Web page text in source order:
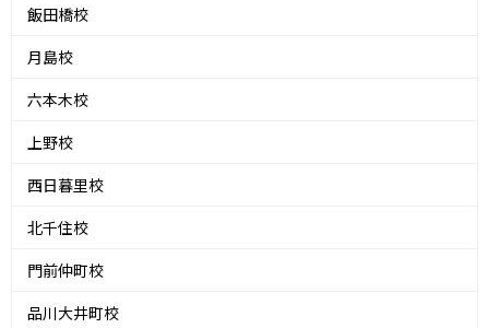
飯田橋校
月島校
六本木校
上野校
西日暮里校
北千住校
門前仲町校
品川大井町校